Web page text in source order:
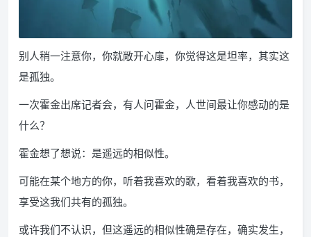
别人稍一注意你，你就敞开心扉，你觉得这是坦率，其实这
是孤独。
一次霍金出席记者会，有人问霍金，人世间最让你感动的是
什么？
霍金想了想说：是遥远的相似性。
可能在某个地方的你，听着我喜欢的歌，看着我喜欢的书，
享受这我们共有的孤独。
或许我们不认识，但这遥远的相似性确是存在，确实发生，